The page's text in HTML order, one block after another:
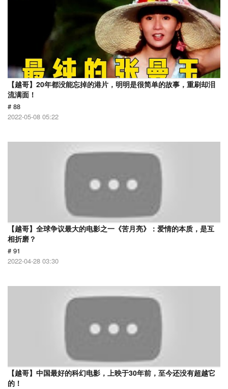
【越哥】20年都没能忘掉的港片，明明是很简单的故事，重刷却泪
流满面！
# 88
2022-05-08 05:22
【越哥】全球争议最大的电影之一《苦月亮》：爱情的本质，是互
相折磨？
# 91
2022-04-28 03:30
【越哥】中国最好的科幻电影，上映于30年前，至今还没有超越它
的！